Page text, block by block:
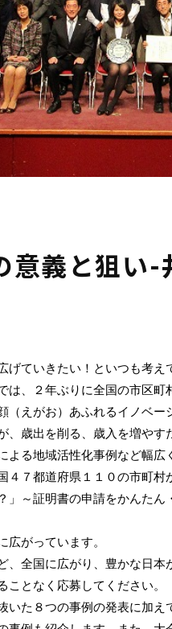
意義と狙い-
ていきたい！といつも考え
、２年ぶりに全国の市区町
（えがお）あふれるイノベ
歳出を削る、歳入を増やす
よる地域活性化事例など幅広
７都道府県１１０の市町村
」～証明書の申請をかんた
がっています。
全国に広がり、豊かな日本
となく応募してください。
た８つの事例の発表に加え